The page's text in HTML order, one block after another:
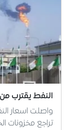
النفط يقترب من حاجز
واصلت اسعار
تراجع مخزونات